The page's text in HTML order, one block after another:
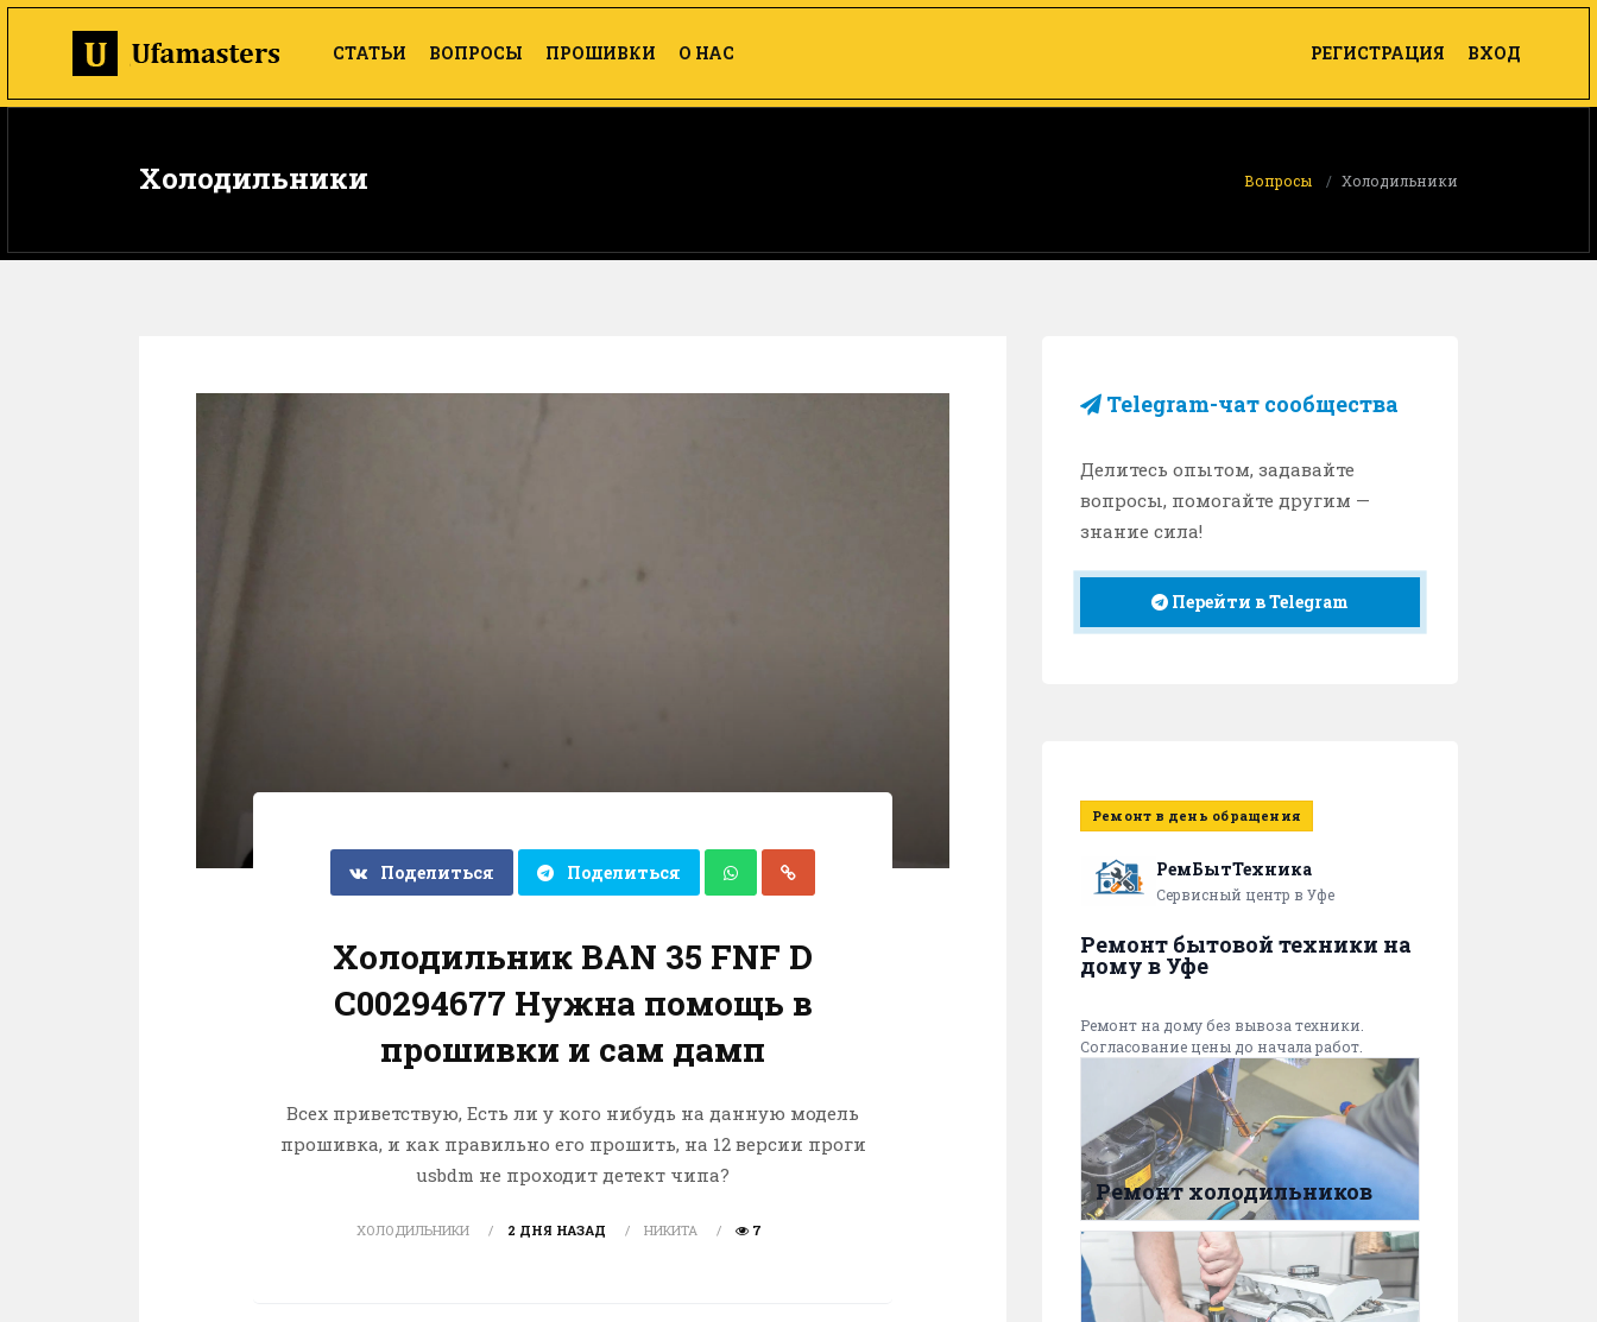
СТАТЬИ ВОПРОСЫ ПРОШИВКИ О НАС РЕГИСТРАЦИЯ ВХОД
Холодильники Вопросы Холодильники
Поделиться Поделиться
Холодильник BAN 35 FNF D
C00294677 Нужна помощь в
прошивки и сам дамп
Всех приветствую, Есть ли у кого нибудь на данную модель
прошивка, и как правильно его прошить, на 12 версии проги
usbdm не проходит детект чипа?
ХОЛОДИЛЬНИКИ 2 ДНЯ НАЗАД НИКИТА 7
Telegram-чат сообщества
Делитесь опытом, задавайте
вопросы, помогайте другим —
знание сила!
Перейти в Telegram
Ремонт в день обращения
РемБытТехника
Сервисный центр в Уфе
Ремонт бытовой техники на
дому в Уфе
Ремонт на дому без вывоза техники.
Согласование цены до начала работ.
Ремонт холодильников